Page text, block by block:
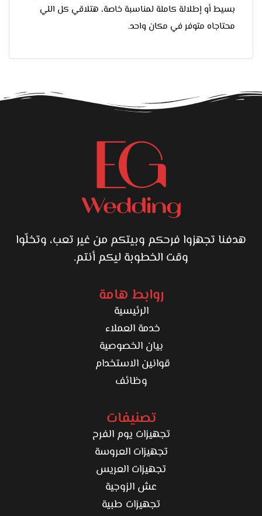
بسيط أو إطلالة كاملة لمناسبة خاصة، هتلاقي كل اللي
محتاجاه متوفر في مكان واحد.
هدفنا تجهزوا فرحكم وبيتكم من غير تعب، وتخلّوا
وقت الخطوبة ليكم أنتم.
روابط هامة
الرئيسية
خدمة العملاء
بيان الخصوصية
قوانين الاستخدام
وظائف
تصنيفات
تجهيزات يوم الفرح
تجهيزات العروسة
تجهيزات العريس
عش الزوجية
تجهيزات طبية